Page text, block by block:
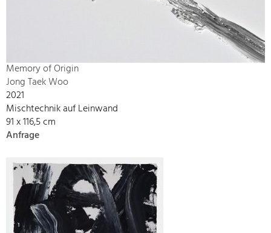
Memory of Origin
Jong Taek Woo
2021
Mischtechnik auf Leinwand
91 x 116,5 cm
Anfrage